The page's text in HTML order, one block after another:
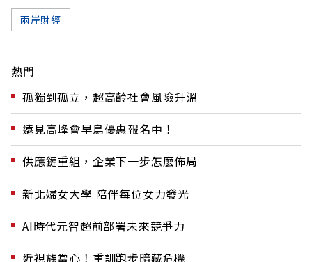
兩岸財經
熱門
孤獨到孤立，超高齡社會風險升溫
遠見高峰會早鳥優惠報名中！
供應鏈重組，企業下一步怎麼佈局
新北婦女大學 陪伴每位女力發光
AI時代元智超前部署未來競爭力
近視族當心！重訓跑步暗藏危機